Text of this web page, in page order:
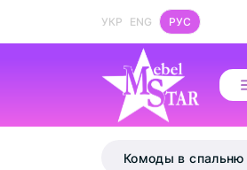
УКР ENG РУС
Комоды в спальню